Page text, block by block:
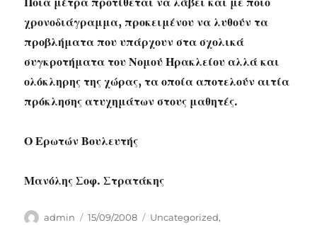
χρονοδιάγραμμα, προκειμένου να λυθούν τα
προβλήματα που υπάρχουν στα σχολικά
συγκροτήματα του Νομού Ηρακλείου αλλά και
ολόκληρης της χώρας, τα οποία αποτελούν αιτία
πρόκλησης ατυχημάτων στους μαθητές.
Ο Ερωτών Βουλευτής
Μανόλης Σοφ. Στρατάκης
Author
admin
Posted
15/09/2008 Categories
Uncategorized,